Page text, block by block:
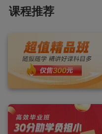
课程推荐